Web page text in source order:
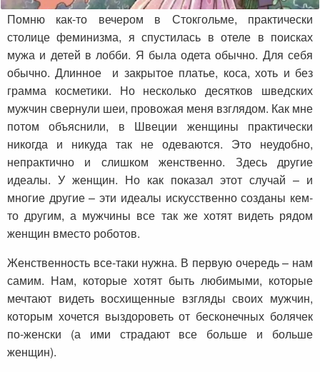
Помню как-то вечером в Стокгольме, практически
столице феминизма, я спустилась в отеле в поисках
мужа и детей в лобби. Я была одета обычно. Для себя
обычно. Длинное и закрытое платье, коса, хоть и без
грамма косметики. Но несколько десятков шведских
мужчин свернули шеи, провожая меня взглядом. Как мне
потом объяснили, в Швеции женщины практически
никогда и никуда так не одеваются. Это неудобно,
непрактично и слишком женственно. Здесь другие
идеалы. У женщин. Но как показал этот случай – и
многие другие – эти идеалы искусственно созданы кем-
то другим, а мужчины все так же хотят видеть рядом
женщин вместо роботов.
Женственность все-таки нужна. В первую очередь – нам
самим. Нам, которые хотят быть любимыми, которые
мечтают видеть восхищенные взгляды своих мужчин,
которым хочется выздороветь от бесконечных болячек
по-женски (а ими страдают все больше и больше
женщин).